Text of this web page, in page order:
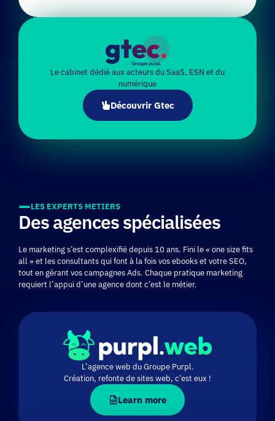
Le cabinet dédié aux acteurs du SaaS, ESN et du
numérique
Découvrir Gtec
LES EXPERTS METIERS
Des agences spécialisées
Le marketing s’est complexifié depuis 10 ans. Fini le « one size fits
all » et les consultants qui font à la fois vos ebooks et votre SEO,
tout en gérant vos campagnes Ads. Chaque pratique marketing
requiert l’appui d’une agence dont c’est le métier.
L’agence web du Groupe Purpl.
Création, refonte de sites web, c’est eux !
Learn more